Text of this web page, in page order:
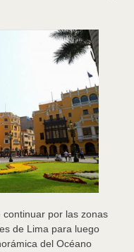
por las zonas
de Lima para luego
del Océano